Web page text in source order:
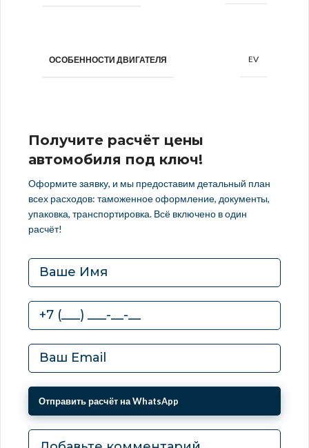
ОСОБЕННОСТИ ДВИГАТЕЛЯ EV
Получите расчёт цены
автомобиля под ключ!
Оформите заявку, и мы предоставим детальный план
всех расходов: таможенное оформление, документы,
упаковка, транспортировка. Всё включено в один
расчёт!